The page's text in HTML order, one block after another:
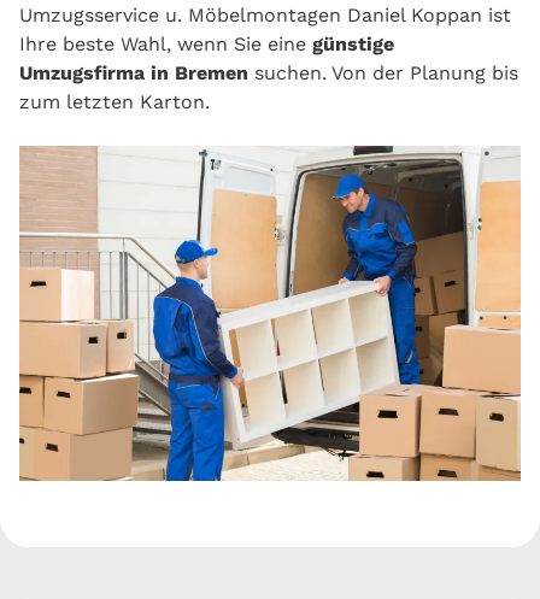
Umzugsservice u. Möbelmontagen Daniel Koppan ist
Ihre beste Wahl, wenn Sie eine günstige
Umzugsfirma in Bremen suchen. Von der Planung bis
zum letzten Karton.